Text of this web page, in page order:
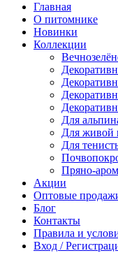
Главная
О питомнике
Новинки
Коллекции
Для
Для живой
Для
Пряно-
Акции
Оптовые
Блог
Контакты
Правила и
Вход /